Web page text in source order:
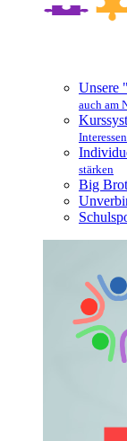
Unsere
auch am
Interessen
stärken
Big